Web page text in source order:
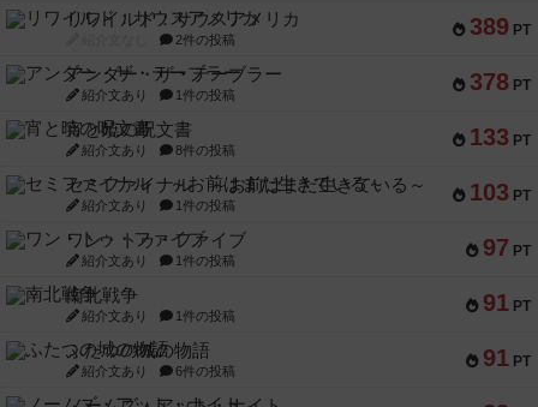
389 PT
リワイルド：サウスアメリカ
2件の投稿
378 PT
アンダー・ザ・テーブラー
紹介文あり 1件の投稿
133 PT
宵と暁の呪文書
紹介文あり 8件の投稿
103 PT
セミファイナル ～お前はまだ生きている～
紹介文あり 1件の投稿
97 PT
ワン・トゥ・ファイブ
紹介文あり 1件の投稿
91 PT
南北戦争
紹介文あり 1件の投稿
91 PT
ふたつの城の物語
紹介文あり 6件の投稿